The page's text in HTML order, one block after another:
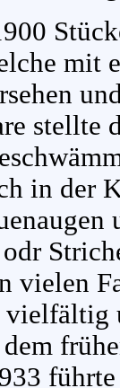
mit
stellte
in der
vielen